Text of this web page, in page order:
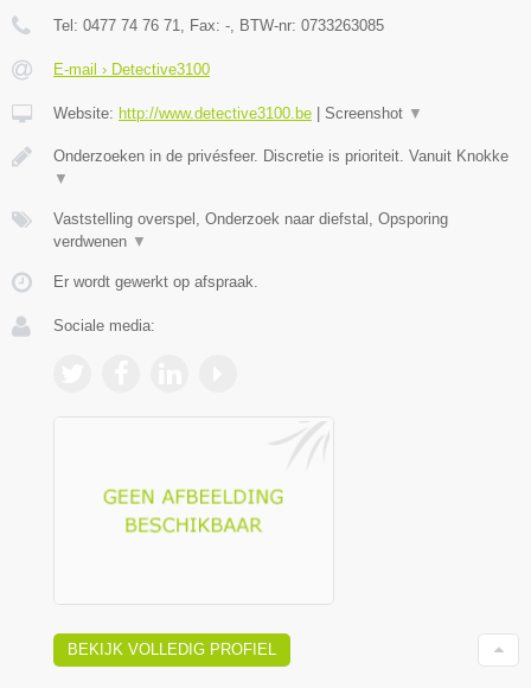
Tel: 0477 74 76 71 , Fax: - , BTW-nr: 0733263085
E-mail › Detective3100
Website: http://www.detective3100.be Screenshot ▼
Onderzoeken in de privésfeer. Discretie is prioriteit. Vanuit Knokke
▼
Vaststelling overspel, Onderzoek naar diefstal, Opsporing
verdwenen ▼
Er wordt gewerkt op afspraak.
Sociale media:
BEKIJK VOLLEDIG PROFIEL